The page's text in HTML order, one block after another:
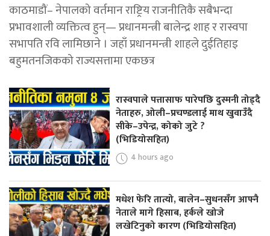
काठमाडौं– नेपालको वर्तमान राष्ट्रिय राजनीतिकै सबैभन्दा
प्रभावशाली व्यक्तित्व हुन्— प्रधानमन्त्री बालेन्द्र शाह र रास्वपा
सभापति रवि लामिछाने । जहाँ प्रधानमन्त्री शाहले दुईतिहाइ
बहुमतनजिकको राज्यसत्तामा एकछत्र
रास्वपाले पत्तासाफ पारेपछि दुस्मनी तोड्दै
नेताहरु, ओली–प्रचण्डलाई माथ खुवाउँदै
सीके–उपेन्द्र, कोको जुटे ?
(भिडियोसहित)
4 hours ago
मधेश फेरि तात्यो, बालेन–सुधनसँग आफ्नै
नेताले मागे हिसाब, हर्कले खोजे
लखेटिनुको कारण (भिडियोसहित)